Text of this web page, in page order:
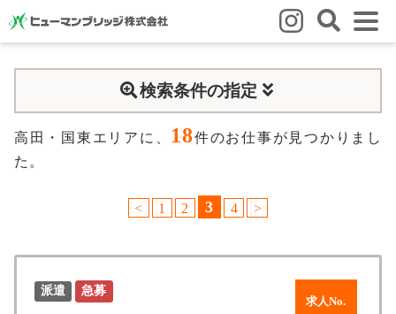
はじめての方
3つの強み いろいろな働き方
就業までの流れ HBのイイネ！
福利厚生 お悩み相談窓口
会社概要
検索条件の指定
高田・国東エリアに、 18件のお仕事が見つかりまし
た。
< 1 2 3 4 >
求人No.
派遣 急募